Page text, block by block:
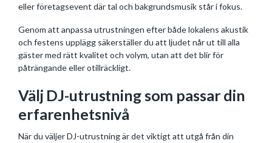
eller företagsevent där tal och bakgrundsmusik står i fokus.
Genom att anpassa utrustningen efter både lokalens akustik
och festens upplägg säkerställer du att ljudet når ut till alla
gäster med rätt kvalitet och volym, utan att det blir för
påträngande eller otillräckligt.
Välj DJ-utrustning som passar din
erfarenhetsnivå
När du väljer DJ-utrustning är det viktigt att utgå från din